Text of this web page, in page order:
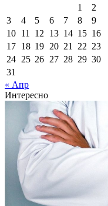
1
2
3
4 5 6 7 8
9
10 11 12 13 14 15 16
17 18 19 20 21 22 23
24 25 26 27 28 29 30
31
« Апр
Интересно